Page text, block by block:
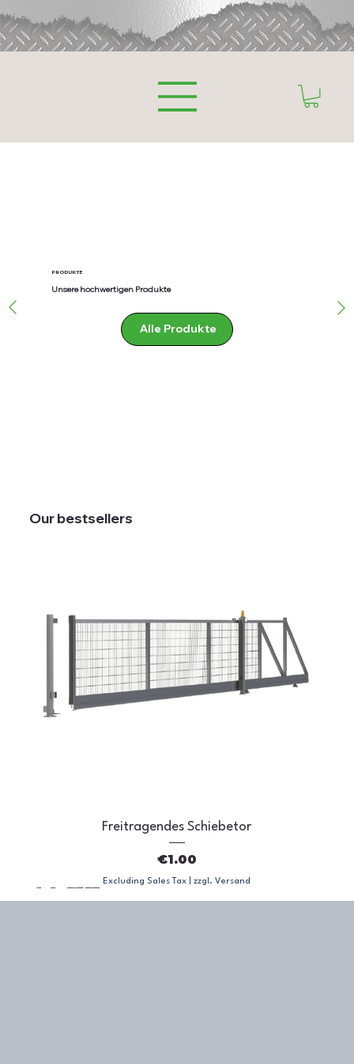
PRODUKTE
Unsere hochwertigen Produkte
Alle Produkte
Our bestsellers
Freitragendes Schiebetor
Price
€1.00
Excluding Sales Tax |zzgl. Versand